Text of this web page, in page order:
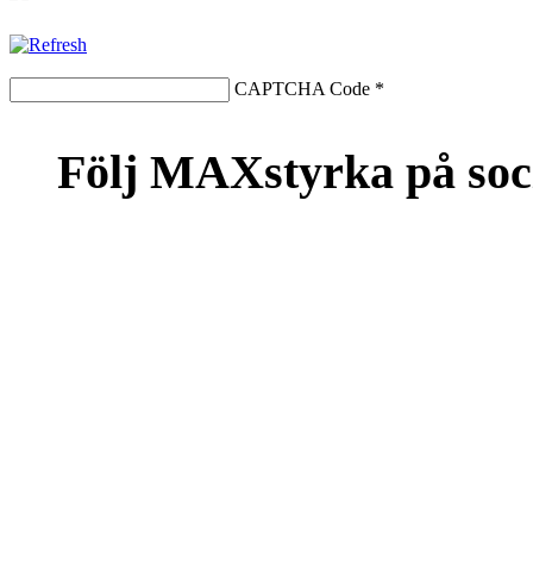
CAPTCHA Code *
Följ MAXstyrka på